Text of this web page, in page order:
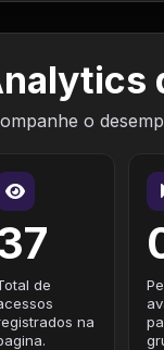
o
de
na